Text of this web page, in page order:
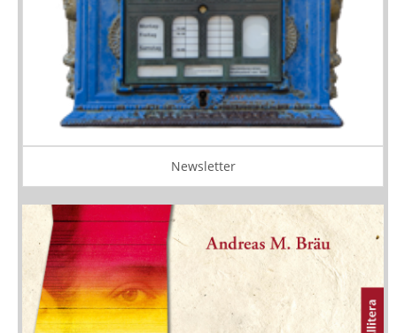
Newsletter